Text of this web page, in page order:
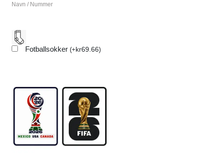
Navn / Nummer
Fotballsokker (+kr69.66)